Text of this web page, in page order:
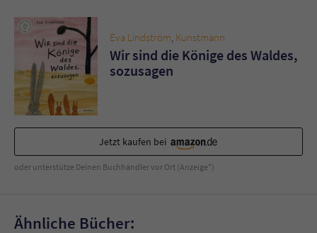
Eva Lindström Kunstmann
Wir sind die Könige des Waldes,
sozusagen
Jetzt kaufen bei
oder unterstütze Deinen Buchhändler vor Ort (Anzeige*)
Ähnliche Bücher: